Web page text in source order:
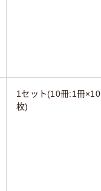
1セット(10冊:1冊×10
枚)